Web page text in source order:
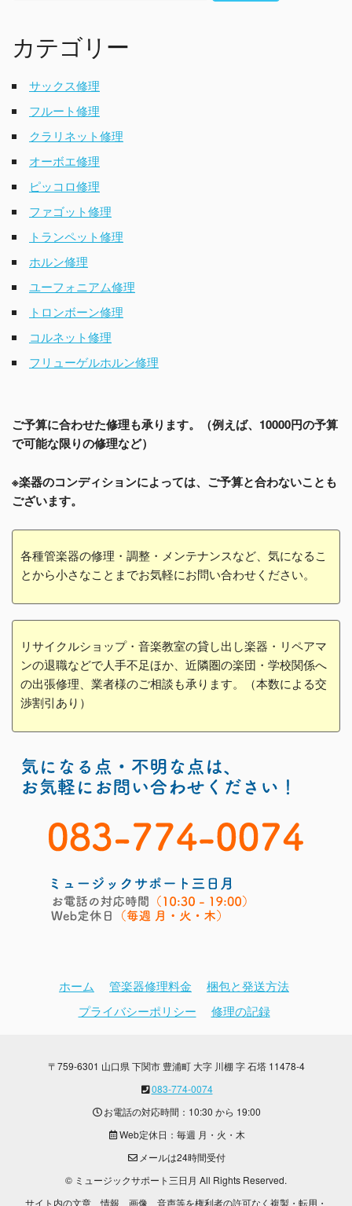
カテゴリー
サックス修理
フルート修理
クラリネット修理
オーボエ修理
ピッコロ修理
ファゴット修理
トランペット修理
ホルン修理
ユーフォニアム修理
トロンボーン修理
コルネット修理
フリューゲルホルン修理
ご予算に合わせた修理も承ります。（例えば、10000円の予算
で可能な限りの修理など）
※楽器のコンディションによっては、ご予算と合わないことも
ございます。
各種管楽器の修理・調整・メンテナンスなど、気になるこ
とから小さなことまでお気軽にお問い合わせください。
リサイクルショップ・音楽教室の貸し出し楽器・リペアマ
ンの退職などで人手不足ほか、近隣圏の楽団・学校関係へ
の出張修理、業者様のご相談も承ります。（本数による交
渉割引あり）
ホーム 管楽器修理料金
梱包と発送方法
プライバシーポリシー
修理の記録
〒759-6301 山口県 下関市 豊浦町 大字 川棚 字 石塔 11478-4
083-774-0074
お電話の対応時間：10:30 から 19:00
Web定休日：毎週 月・火・木
メールは24時間受付
© ミュージックサポート三日月 All Rights Reserved.
サイト内の文章、情報、画像、音声等を権利者の許可なく複製・転用・